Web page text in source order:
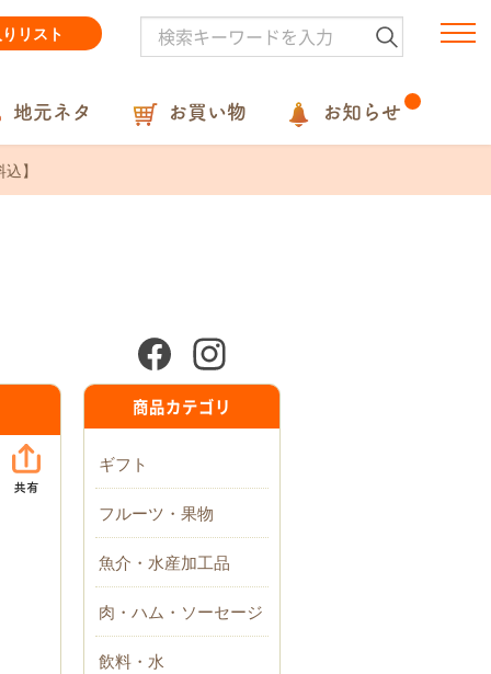
リスト
地元ネタ お買い物 お知らせ
】
商品カテゴリ
ギフト
フルーツ・果物
魚介・水産加工品
肉・ハム・ソーセージ
飲料・水